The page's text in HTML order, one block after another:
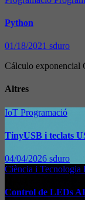
Python
01/18/2021 sduro
Cálculo exponencial
Altres
IoT Programació
TinyUSB i teclats
04/04/2026 sduro
Ciència i Tecnologia
Control de LEDs